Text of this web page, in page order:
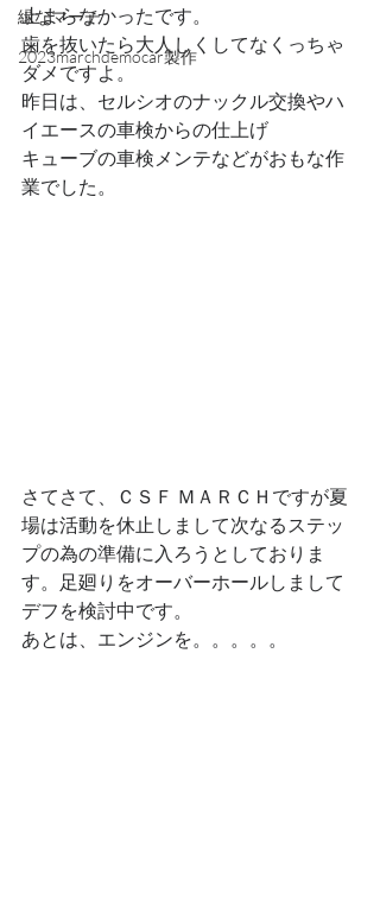
緑なマーチ
2023marchdemocar製作
止まらなかったです。
歯を抜いたら大人しくしてなくっちゃ
ダメですよ。
昨日は、セルシオのナックル交換やハ
イエースの車検からの仕上げ
キューブの車検メンテなどがおもな作
業でした。
さてさて、ＣＳＦ ＭＡＲＣＨですが夏
場は活動を休止しまして次なるステッ
プの為の準備に入ろうとしておりま
す。足廻りをオーバーホールしまして
デフを検討中です。
あとは、エンジンを。。。。。